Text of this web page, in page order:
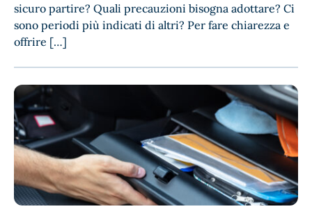
sicuro partire? Quali precauzioni bisogna adottare? Ci
sono periodi più indicati di altri? Per fare chiarezza e
offrire […]